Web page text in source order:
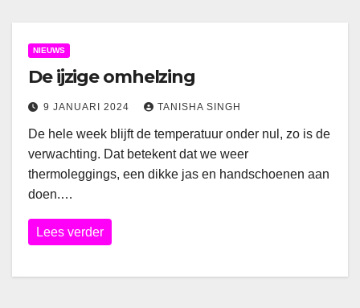
NIEUWS
De ijzige omhelzing
9 JANUARI 2024 TANISHA SINGH
De hele week blijft de temperatuur onder nul, zo is de
verwachting. Dat betekent dat we weer
thermoleggings, een dikke jas en handschoenen aan
doen.…
Lees verder